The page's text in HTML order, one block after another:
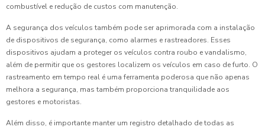
combustível e redução de custos com manutenção.
A segurança dos veículos também pode ser aprimorada com a instalação
de dispositivos de segurança, como alarmes e rastreadores. Esses
dispositivos ajudam a proteger os veículos contra roubo e vandalismo,
além de permitir que os gestores localizem os veículos em caso de furto. O
rastreamento em tempo real é uma ferramenta poderosa que não apenas
melhora a segurança, mas também proporciona tranquilidade aos
gestores e motoristas.
Além disso, é importante manter um registro detalhado de todas as